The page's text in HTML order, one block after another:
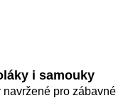
i samouky
pro zábavné